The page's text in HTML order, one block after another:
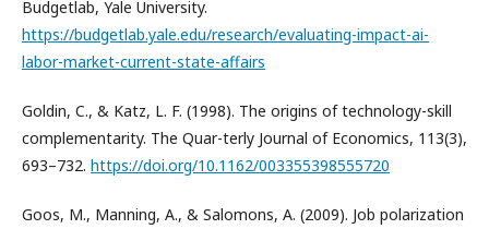
Budgetlab, Yale University.
https://budgetlab.yale.edu/research/evaluating-impact-ai-
labor-market-current-state-affairs
Goldin, C., & Katz, L. F. (1998). The origins of technology-skill
complementarity. The Quar-terly Journal of Economics, 113(3),
693–732. https://doi.org/10.1162/003355398555720
Goos, M., Manning, A., & Salomons, A. (2009). Job polarization